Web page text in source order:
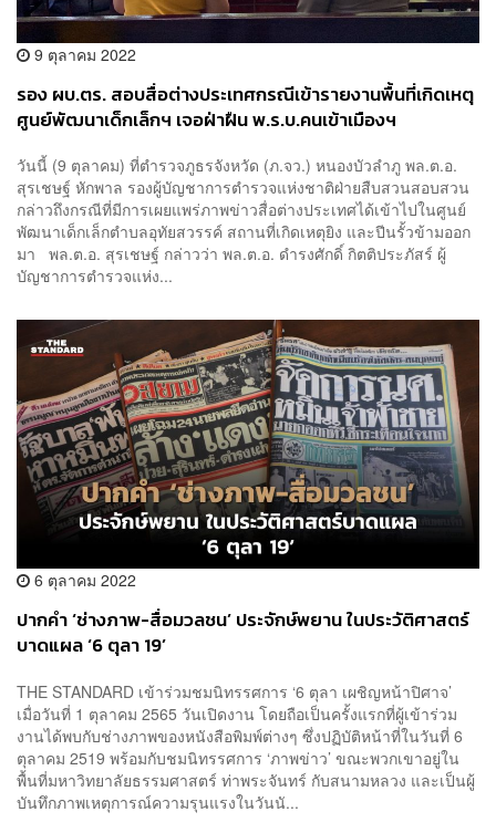
9 ตุลาคม 2022
รอง ผบ.ตร. สอบสื่อต่างประเทศกรณีเข้ารายงานพื้นที่เกิดเหตุ
ศูนย์พัฒนาเด็กเล็กฯ เจอฝ่าฝืน พ.ร.บ.คนเข้าเมืองฯ
วันนี้ (9 ตุลาคม) ที่ตำรวจภูธรจังหวัด (ภ.จว.) หนองบัวลำภู พล.ต.อ.
สุรเชษฐ์ หักพาล รองผู้บัญชาการตำรวจแห่งชาติฝ่ายสืบสวนสอบสวน
กล่าวถึงกรณีที่มีการเผยแพร่ภาพข่าวสื่อต่างประเทศได้เข้าไปในศูนย์
พัฒนาเด็กเล็กตำบลอุทัยสวรรค์ สถานที่เกิดเหตุยิง และปีนรั้วข้ามออก
มา พล.ต.อ. สุรเชษฐ์ กล่าวว่า พล.ต.อ. ดำรงศักดิ์ กิตติประภัสร์ ผู้
บัญชาการตำรวจแห่ง...
6 ตุลาคม 2022
ปากคำ ‘ช่างภาพ-สื่อมวลชน’ ประจักษ์พยาน ในประวัติศาสตร์
บาดแผล ‘6 ตุลา 19’
THE STANDARD เข้าร่วมชมนิทรรศการ ‘6 ตุลา เผชิญหน้าปิศาจ’
เมื่อวันที่ 1 ตุลาคม 2565 วันเปิดงาน โดยถือเป็นครั้งแรกที่ผู้เข้าร่วม
งานได้พบกับช่างภาพของหนังสือพิมพ์ต่างๆ ซึ่งปฏิบัติหน้าที่ในวันที่ 6
ตุลาคม 2519 พร้อมกับชมนิทรรศการ ‘ภาพข่าว’ ขณะพวกเขาอยู่ใน
พื้นที่มหาวิทยาลัยธรรมศาสตร์ ท่าพระจันทร์ กับสนามหลวง และเป็นผู้
บันทึกภาพเหตุการณ์ความรุนแรงในวันนั...